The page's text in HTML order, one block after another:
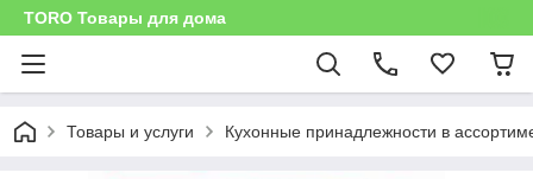
TORO Товары для дома
Товары и услуги Кухонные принадлежности в